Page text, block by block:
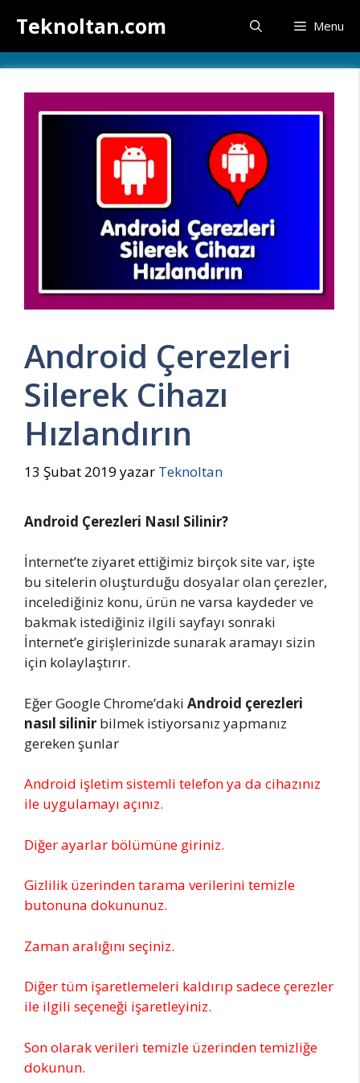
atlaTeknoltan.com Menu
Android Çerezleri
Silerek Cihazı
Hızlandırın
13 Şubat 2019 yazar Teknoltan
Android Çerezleri Nasıl Silinir?
İnternet’te ziyaret ettiğimiz birçok site var, işte
bu sitelerin oluşturduğu dosyalar olan çerezler,
incelediğiniz konu, ürün ne varsa kaydeder ve
bakmak istediğiniz ilgili sayfayı sonraki
İnternet’e girişlerinizde sunarak aramayı sizin
için kolaylaştırır.
Eğer Google Chrome’daki Android çerezleri
nasıl silinir bilmek istiyorsanız yapmanız
gereken şunlar
Android işletim sistemli telefon ya da cihazınız
ile uygulamayı açınız.
Diğer ayarlar bölümüne giriniz.
Gizlilik üzerinden tarama verilerini temizle
butonuna dokununuz.
Zaman aralığını seçiniz.
Diğer tüm işaretlemeleri kaldırıp sadece çerezler
ile ilgili seçeneği işaretleyiniz.
Son olarak verileri temizle üzerinden temizliğe
dokunun.